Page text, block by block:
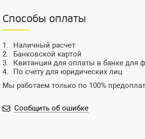
Способы оплаты
Наличный расчет
Банковской картой
Квитанция для оплаты в банке для
По счету для юридических лиц
Мы работаем только по 100%
Сообщить об ошибке